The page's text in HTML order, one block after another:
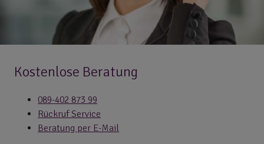
Kostenlose Beratung
089-402 873 99
Rückruf Service
Beratung per E-Mail